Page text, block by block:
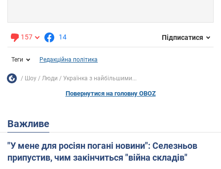
157 14 Підписатися
Теги Редакційна політика
Шоу Люди Українка з найбільшими...
Повернутися на головну OBOZ
Важливе
"У мене для росіян погані новини": Селезньов
припустив, чим закінчиться "війна складів"